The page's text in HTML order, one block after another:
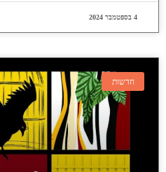
4 בספטמבר 2024
חדשות